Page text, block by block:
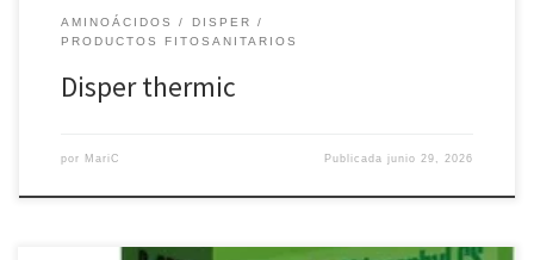
AMINOÁCIDOS
DISPER
PRODUCTOS FITOSANITARIOS
Disper thermic
por MariC Publicadajunio 29, 2026